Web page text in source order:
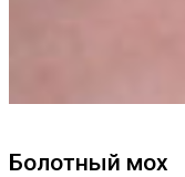
Болотный мох